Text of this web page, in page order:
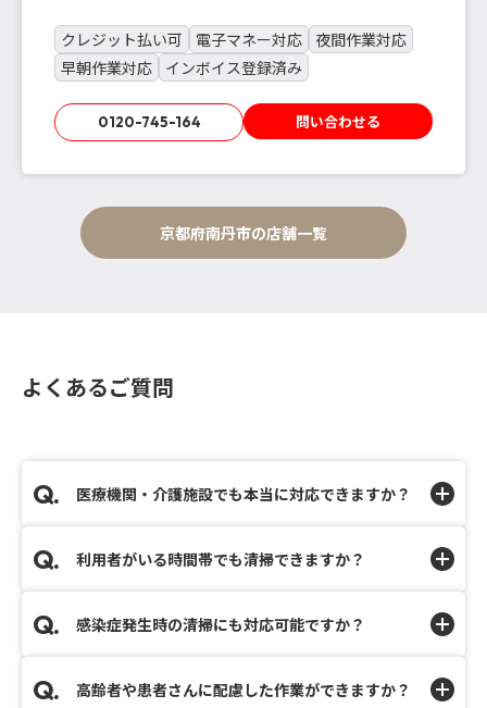
クレジット払い可 電子マネー対応
夜間作業対応
早朝作業対応
インボイス登録済み
0120-745-164 問い合わせる
京都府南丹市の店舗一覧
よくあるご質問
医療機関・介護施設でも本当に対応できますか？
利用者がいる時間帯でも清掃できますか？
感染症発生時の清掃にも対応可能ですか？
高齢者や患者さんに配慮した作業ができますか？